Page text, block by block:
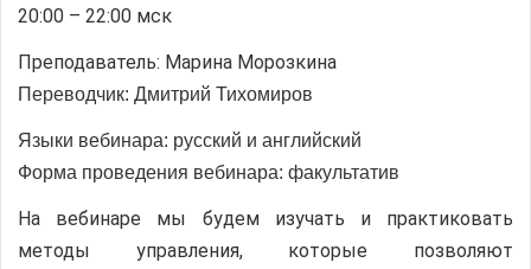
20:00 – 22:00 мск
Преподаватель: Марина Морозкина
Переводчик: Дмитрий Тихомиров
Языки вебинара: русский и английский
Форма проведения вебинара: факультатив
На вебинаре мы будем изучать и практиковать
методы управления, которые позволяют